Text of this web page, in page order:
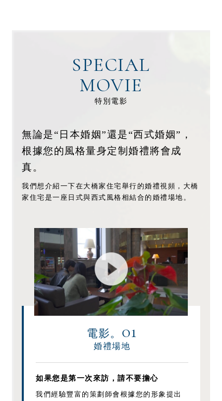
SPECIAL
MOVIE
特別電影
無論是“日本婚姻”還是“西式婚姻”，
根據您的風格量身定制 婚禮將會成
真。
我們想介紹一下在大橋家住宅舉行的婚禮視頻，大橋
家住宅是一座日式與西式風格相結合的婚禮場地。
電影。 01
婚禮場地
如果您是第一次來訪，請不要擔心
我們經驗豐富的策劃師會根據您的形象提出